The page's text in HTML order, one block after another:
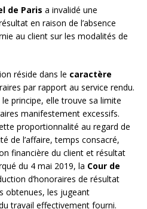
de Paris a invalidé une
en raison de l’absence
au client sur les modalités de
réside dans le caractère
par rapport au service rendu.
principe, elle trouve sa limite
manifestement excessifs.
proportionnalité au regard de
de l’affaire, temps consacré,
financière du client et résultat
du 4 mai 2019, la Cour de
d’honoraires de résultat
obtenues, les jugeant
travail effectivement fourni.